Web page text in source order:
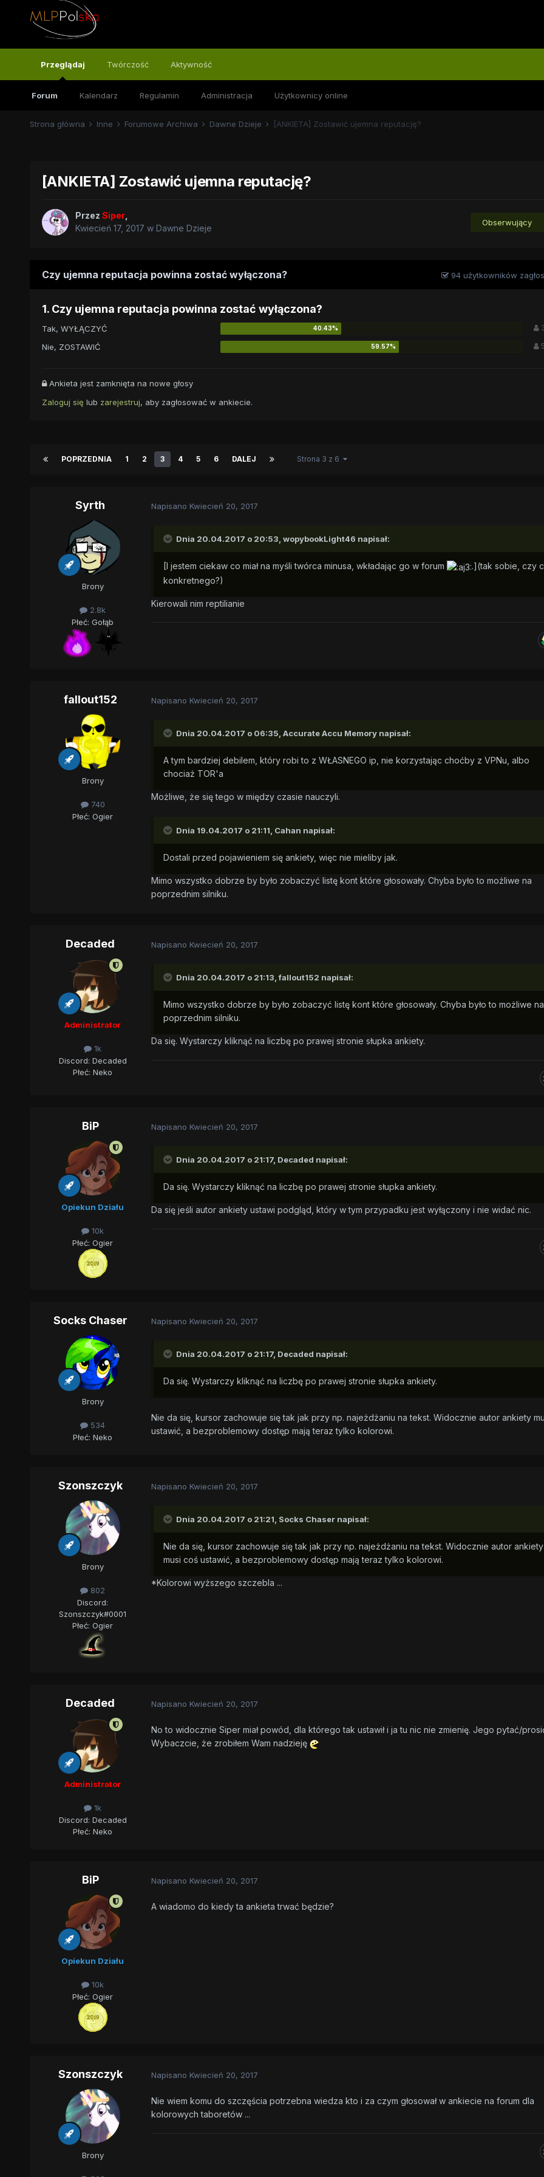
Przeglądaj
Forum Kalendarz Regulamin Administracja Użytkownicy online
Twórczość Aktywność
Strona główna Inne Forumowe Archiwa Dawne Dzieje [ANKIETA] Zostawić ujemna reputację?
[ANKIETA] Zostawić ujemna reputację?
Przez Siper,
Kwiecień 17, 2017 w Dawne Dzieje
Obserwujący
Czy ujemna reputacja powinna zostać wyłączona? 94 użytkowników
1. Czy ujemna reputacja powinna zostać wyłączona?
Tak, WYŁĄCZYĆ
Nie, ZOSTAWIĆ
Ankieta jest zamknięta na nowe głosy
Zaloguj się lub zarejestruj, aby zagłosować w ankiecie.
POPRZEDNIA 1 2 3 4 5 6 DALEJ Strona 3 z 6
Syrth
Brony
2.8k
Płeć: Gołąb
Napisano Kwiecień 20, 2017
Dnia 20.04.2017 o 20:53, wopybookLight46 napisał:
[I jestem ciekaw co miał na myśli twórca minusa, wkładając go w forum
.](tak sobie, czy
konkretnego?)
Kierowali nim reptilianie
fallout152
Brony
740
Płeć: Ogier
Napisano Kwiecień 20, 2017
Dnia 20.04.2017 o 06:35, Accurate Accu Memorynapisał:
A tym bardziej debilem, który robi to z WŁASNEGO ip, nie korzystając choćby z VPNu, albo
chociaż TOR'a
Możliwe, że się tego w między czasie nauczyli.
Dnia 19.04.2017 o 21:11, Cahan napisał:
Dostali przed pojawieniem się ankiety, więc nie mieliby jak.
Mimo wszystko dobrze by było zobaczyć listę kont które głosowały. Chyba było to możliwe na
poprzednim silniku.
Decaded
Administrator
1k
Discord: Decaded
Płeć: Neko
Napisano Kwiecień 20, 2017
Dnia 20.04.2017 o 21:13,fallout152 napisał:
Mimo wszystko dobrze by było zobaczyć listę kont które głosowały. Chyba było to możliwe na
poprzednim silniku.
Da się. Wystarczy kliknąć na liczbę po prawej stronie słupka ankiety.
BiP
Opiekun Działu
10k
Płeć: Ogier
Napisano Kwiecień 20, 2017
Dnia 20.04.2017 o 21:17, Decaded napisał:
Da się. Wystarczy kliknąć na liczbę po prawej stronie słupka ankiety.
Da się jeśli autor ankiety ustawi podgląd, który w tym przypadku jest wyłączony i nie widać nic.
Socks Chaser
Brony
534
Płeć: Neko
Napisano Kwiecień 20, 2017
Dnia 20.04.2017 o 21:17, Decaded napisał:
Da się. Wystarczy kliknąć na liczbę po prawej stronie słupka ankiety.
Nie da się, kursor zachowuje się tak jak przy np. najeżdżaniu na tekst. Widocznie autor ankiety
ustawić, a bezproblemowy dostęp mają teraz tylko kolorowi.
Szonszczyk
Brony
802
Discord:
Szonszczyk#0001
Płeć: Ogier
Napisano Kwiecień 20, 2017
Dnia 20.04.2017 o 21:21, Socks Chasernapisał:
Nie da się, kursor zachowuje się tak jak przy np. najeżdżaniu na tekst. Widocznie autor ankiety
musi coś ustawić, a bezproblemowy dostęp mają teraz tylko kolorowi.
*Kolorowi wyższego szczebla ...
Decaded
Administrator
1k
Discord: Decaded
Płeć: Neko
Napisano Kwiecień 20, 2017
No to widocznie Siper miał powód, dla którego tak ustawił i ja tu nic nie zmienię. Jego pytać/
Wybaczcie, że zrobiłem Wam nadzieję
BiP
Opiekun Działu
10k
Płeć: Ogier
Napisano Kwiecień 20, 2017
A wiadomo do kiedy ta ankieta trwać będzie?
Szonszczyk
Brony
Napisano Kwiecień 20, 2017
Nie wiem komu do szczęścia potrzebna wiedza kto i za czym głosował w ankiecie na forum dla
kolorowych taboretów ...